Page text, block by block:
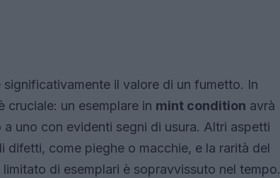
il valore di un fumetto. In
un esemplare in mint condition avrà
uno con evidenti segni di usura. Altri aspetti
difetti, come pieghe o macchie, e la rarità del
di esemplari è sopravvissuto nel tempo.